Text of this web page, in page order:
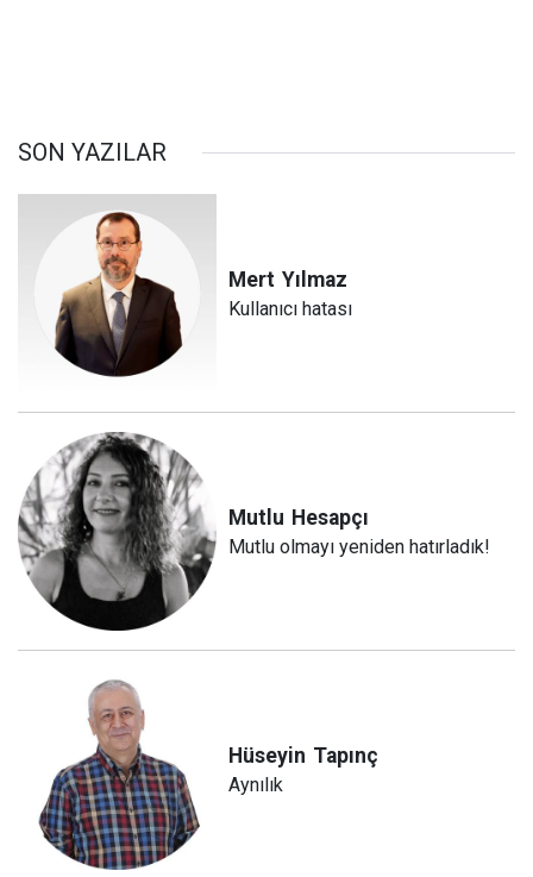
SON YAZILAR
Mert Yılmaz
Kullanıcı hatası
Mutlu Hesapçı
Mutlu olmayı yeniden hatırladık!
Hüseyin Tapınç
Aynılık